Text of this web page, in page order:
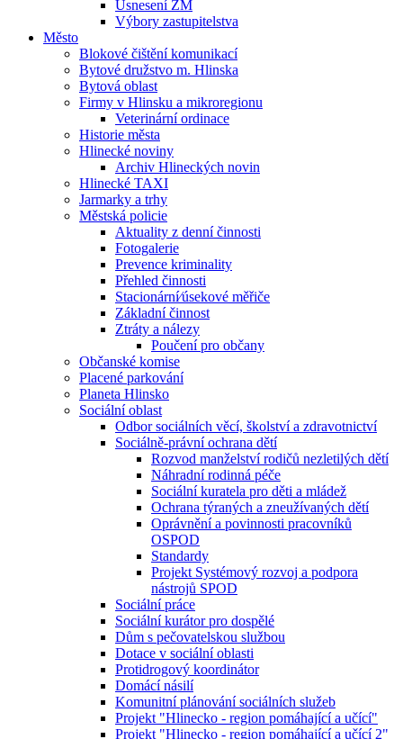
Usnesení ZM
Výbory zastupitelstva
Město
Blokové čištění komunikací
Bytové družstvo m. Hlinska
Bytová oblast
Firmy v Hlinsku a mikroregionu
Veterinární ordinace
Historie města
Hlinecké noviny
Archiv Hlineckých novin
Hlinecké TAXI
Jarmarky a trhy
Městská policie
Aktuality z denní činnosti
Fotogalerie
Prevence kriminality
Přehled činnosti
Stacionární⁄úsekové měřiče
Základní činnost
Ztráty a nálezy
Poučení pro občany
Občanské komise
Placené parkování
Planeta Hlinsko
Sociální oblast
Odbor sociálních věcí, školství a zdravotnictví
Sociálně-právní ochrana dětí
Rozvod manželství rodičů nezletilých dětí
Náhradní rodinná péče
Sociální kuratela pro děti a mládež
Ochrana týraných a zneužívaných dětí
Oprávnění a povinnosti pracovníků
OSPOD
Standardy
Projekt Systémový rozvoj a podpora
nástrojů SPOD
Sociální práce
Sociální kurátor pro dospělé
Dům s pečovatelskou službou
Dotace v sociální oblasti
Protidrogový koordinátor
Domácí násilí
Komunitní plánování sociálních služeb
Projekt "Hlinecko - region pomáhající a učící"
Projekt "Hlinecko - region pomáhající a učící 2"